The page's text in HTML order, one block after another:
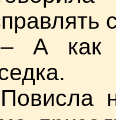
– А как
Повисла